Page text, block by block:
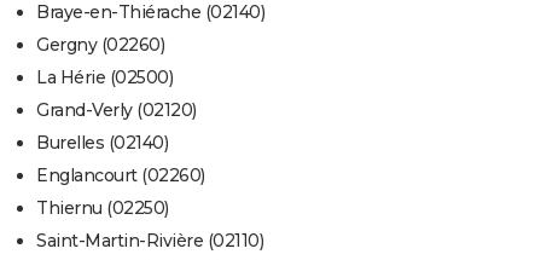
Braye-en-Thiérache (02140)
Gergny (02260)
La Hérie (02500)
Grand-Verly (02120)
Burelles (02140)
Englancourt (02260)
Thiernu (02250)
Saint-Martin-Rivière (02110)